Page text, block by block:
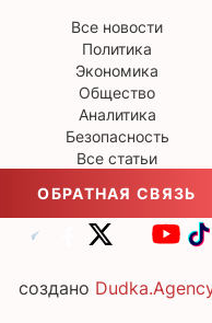
Все новости
Политика
Экономика
Общество
Аналитика
Безопасность
Все статьи
ОБРАТНАЯ СВЯЗЬ
создано